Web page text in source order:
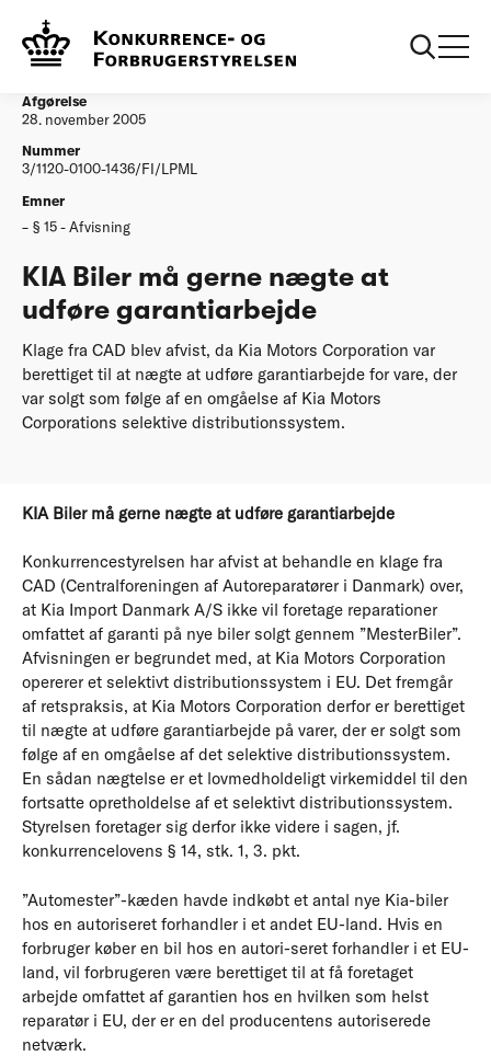
Afgørelser
garantiarbejde
Afgørelse
28. november 2005
Nummer
3/1120-0100-1436/FI/LPML
Emner
§ 15 - Afvisning
KIA Biler må gerne nægte at
udføre garantiarbejde
Klage fra CAD blev afvist, da Kia Motors Corporation var
berettiget til at nægte at udføre garantiarbejde for vare, der
var solgt som følge af en omgåelse af Kia Motors
Corporations selektive distributionssystem.
KIA Biler må gerne nægte at udføre garantiarbejde
Konkurrencestyrelsen har afvist at behandle en klage fra
CAD (Centralforeningen af Autoreparatører i Danmark) over,
at Kia Import Danmark A/S ikke vil foretage reparationer
omfattet af garanti på nye biler solgt gennem ”MesterBiler”.
Afvisningen er begrundet med, at Kia Motors Corporation
opererer et selektivt distributionssystem i EU. Det fremgår
af retspraksis, at Kia Motors Corporation derfor er berettiget
til nægte at udføre garantiarbejde på varer, der er solgt som
følge af en omgåelse af det selektive distributionssystem.
En sådan nægtelse er et lovmedholdeligt virkemiddel til den
fortsatte opretholdelse af et selektivt distributionssystem.
Styrelsen foretager sig derfor ikke videre i sagen, jf.
konkurrencelovens § 14, stk. 1, 3. pkt.
”Automester”-kæden havde indkøbt et antal nye Kia-biler
hos en autoriseret forhandler i et andet EU-land. Hvis en
forbruger køber en bil hos en autori-seret forhandler i et EU-
land, vil forbrugeren være berettiget til at få foretaget
arbejde omfattet af garantien hos en hvilken som helst
reparatør i EU, der er en del producentens autoriserede
netværk.